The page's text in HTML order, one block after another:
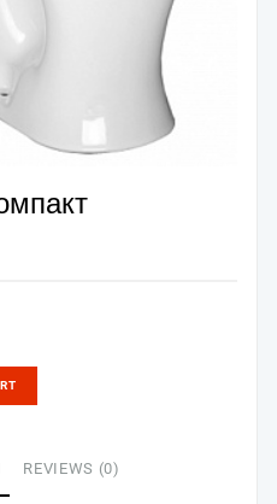
REVIEWS (0)